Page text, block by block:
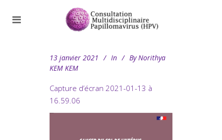
13 janvier 2021 In By Norithya
KEM KEM
Capture d’écran 2021-01-13 à
16.59.06